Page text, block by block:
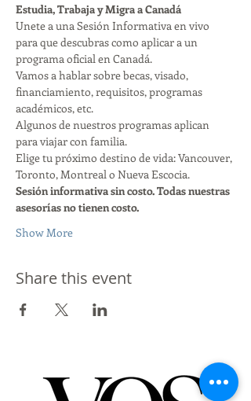
Estudia, Trabaja y Migra a Canadá
Unete a una Sesión Informativa en vivo
para que descubras como aplicar a un
programa oficial en Canadá.
Vamos a hablar sobre becas, visado,
financiamiento, requisitos, programas
académicos, etc.
Algunos de nuestros programas aplican
para viajar con familia.
Elige tu próximo destino de vida: Vancouver,
Toronto, Montreal o Nueva Escocia.
Sesión informativa sin costo. Todas nuestras
asesorías no tienen costo.
Show More
Share this event